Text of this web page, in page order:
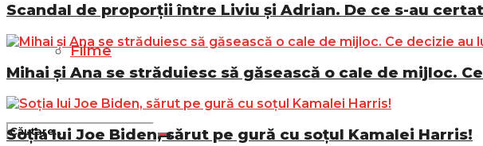
Filme
Scandal de proporții între Liviu și Adrian. De ce s-au
Mihai și Ana se străduiesc să găsească o cale de mijloc.
Soția lui Joe Biden, sărut pe gură cu soțul Kamalei Harris!